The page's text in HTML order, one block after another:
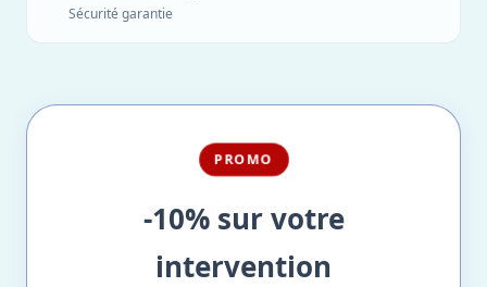
Sécurité garantie
PROMO
-10% sur votre
intervention